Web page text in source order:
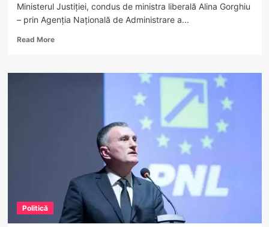
Ministerul Justiției, condus de ministra liberală Alina Gorghiu
– prin Agenția Națională de Administrare a...
Read MoreRead
Proiect
Politică